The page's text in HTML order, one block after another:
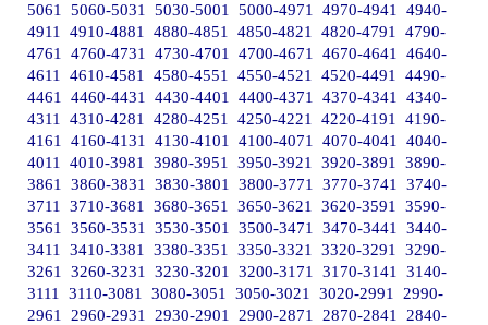
5061
5060-5031 5030-5001 5000-4971 4970-4941
4940-
4911
4910-4881 4880-4851 4850-4821 4820-4791
4790-
4761
4760-4731 4730-4701 4700-4671 4670-4641
4640-
4611
4610-4581 4580-4551 4550-4521 4520-4491
4490-
4461
4460-4431 4430-4401 4400-4371 4370-4341
4340-
4311
4310-4281 4280-4251 4250-4221 4220-4191
4190-
4161
4160-4131 4130-4101 4100-4071 4070-4041
4040-
4011
4010-3981 3980-3951 3950-3921 3920-3891
3890-
3861
3860-3831 3830-3801 3800-3771 3770-3741
3740-
3711
3710-3681 3680-3651 3650-3621 3620-3591
3590-
3561
3560-3531 3530-3501 3500-3471 3470-3441
3440-
3411
3410-3381 3380-3351 3350-3321 3320-3291
3290-
3261
3260-3231 3230-3201 3200-3171 3170-3141
3140-
3111
3110-3081 3080-3051 3050-3021 3020-2991
2990-
2961
2960-2931 2930-2901 2900-2871 2870-2841
2840-